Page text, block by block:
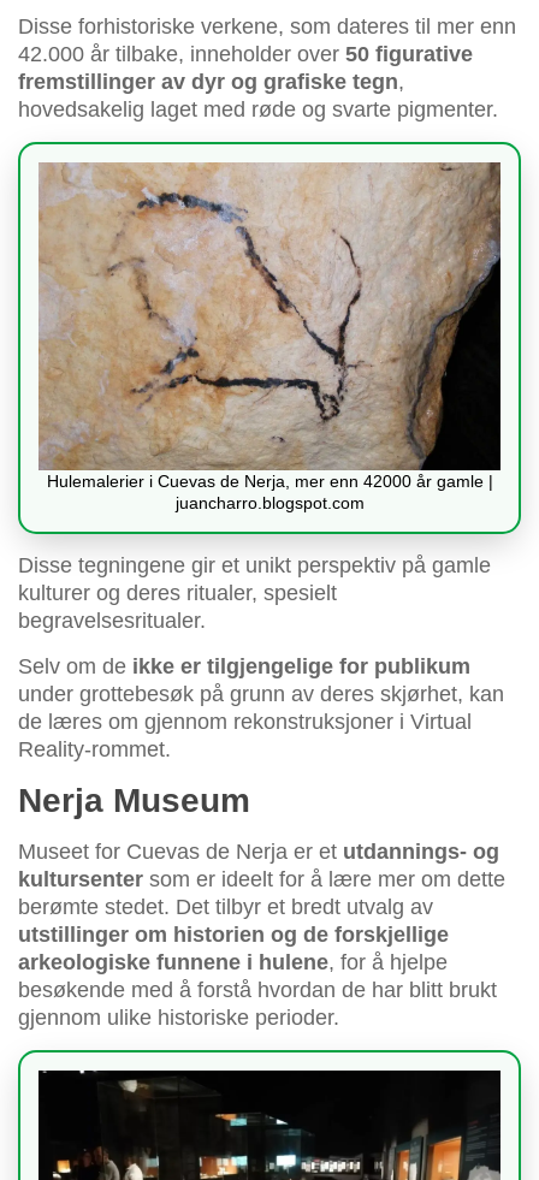
Disse forhistoriske verkene, som dateres til mer enn
42.000 år tilbake, inneholder over 50 figurative
fremstillinger av dyr og grafiske tegn,
hovedsakelig laget med røde og svarte pigmenter.
Hulemalerier i Cuevas de Nerja, mer enn 42000 år gamle |
juancharro.blogspot.com
Disse tegningene gir et unikt perspektiv på gamle
kulturer og deres ritualer, spesielt
begravelsesritualer.
Selv om de ikke er tilgjengelige for publikum
under grottebesøk på grunn av deres skjørhet, kan
de læres om gjennom rekonstruksjoner i Virtual
Reality-rommet.
Nerja Museum
Museet for Cuevas de Nerja er et utdannings- og
kultursenter som er ideelt for å lære mer om dette
berømte stedet. Det tilbyr et bredt utvalg av
utstillinger om historien og de forskjellige
arkeologiske funnene i hulene, for å hjelpe
besøkende med å forstå hvordan de har blitt brukt
gjennom ulike historiske perioder.